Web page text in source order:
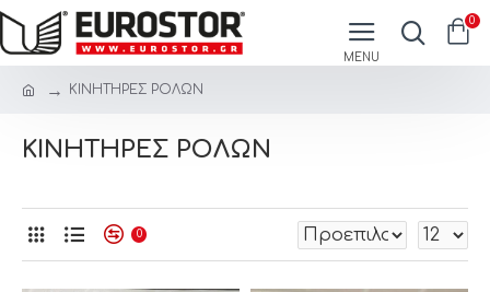
0
ΚΙΝΗΤΗΡΕΣ ΡΟΛΩΝ
ΚΙΝΗΤΗΡΕΣ ΡΟΛΩΝ
0